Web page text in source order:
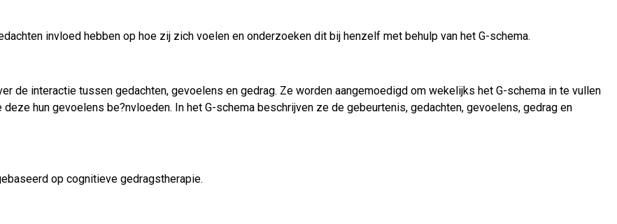
invloed hebben op hoe zij zich voelen en onderzoeken dit bij henzelf met behulp van het G-schema.
de interactie tussen gedachten, gevoelens en gedrag. Ze worden aangemoedigd om wekelijks het G-schema in te vullen
hun gevoelens be?nvloeden. In het G-schema beschrijven ze de gebeurtenis, gedachten, gevoelens, gedrag en
op cognitieve gedragstherapie.